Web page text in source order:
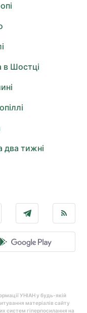
в Шостці
два тижні
УНІАН у будь-якій
матеріалів сайту
систем гіперпосилання на